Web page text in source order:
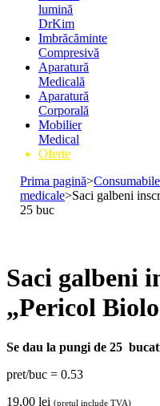
lumină
DrKim
Imbrăcăminte
Compresivă
Aparatură
Medicală
Aparatură
Corporală
Mobilier
Medical
Oferte
Prima pagină>
medicale>Saci galbeni
25 buc
Saci galbeni
„Pericol
Se dau la pungi de 25
pret/buc = 0.53
19,00 lei (prețul include TVA)